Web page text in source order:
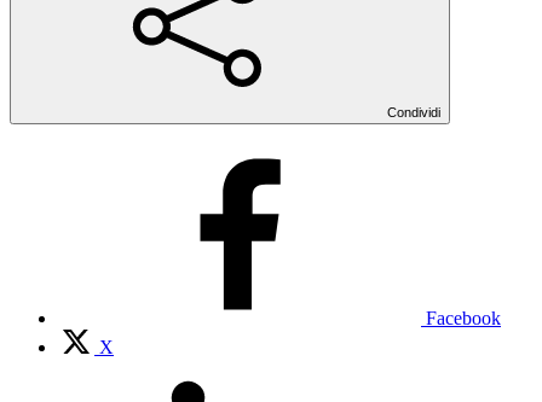
Condividi
Facebook
X